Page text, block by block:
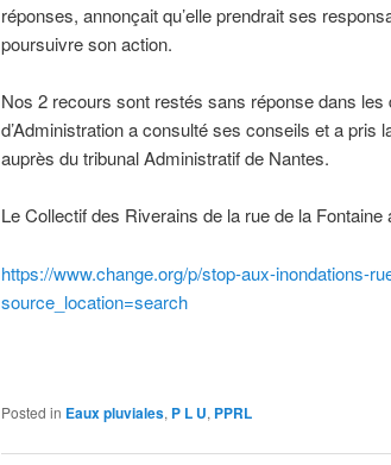
réponses, annonçait qu’elle prendrait ses
poursuivre son action.
Nos 2 recours sont restés sans réponse dans les
d’Administration a consulté ses conseils et a pris
auprès du tribunal Administratif de Nantes.
Le Collectif des Riverains de la rue de la
https://www.change.org/p/stop-aux-inondations-
source_location=search
Posted in Eaux pluviales, P L U, PPRL